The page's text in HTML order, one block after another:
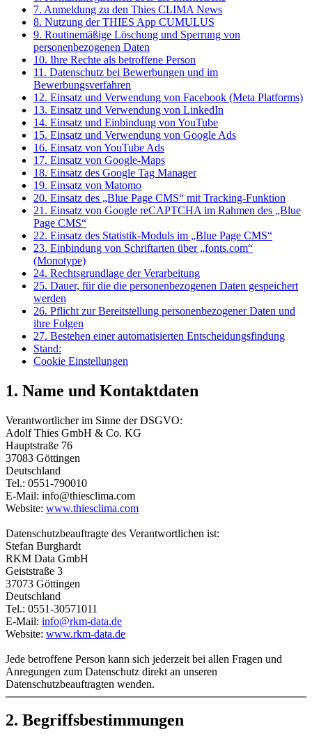
7. Anmeldung zu den Thies CLIMA News
8. Nutzung der THIES App CUMULUS
9. Routinemäßige Löschung und Sperrung von
personenbezogenen Daten
10. Ihre Rechte als betroffene Person
11. Datenschutz bei Bewerbungen und im
Bewerbungsverfahren
12. Einsatz und Verwendung von Facebook (Meta Platforms)
13. Einsatz und Verwendung von LinkedIn
14. Einsatz und Einbindung von YouTube
15. Einsatz und Verwendung von Google Ads
16. Einsatz von YouTube Ads
17. Einsatz von Google-Maps
18. Einsatz des Google Tag Manager
19. Einsatz von Matomo
20. Einsatz des „Blue Page CMS“ mit Tracking-Funktion
21. Einsatz von Google reCAPTCHA im Rahmen des „Blue
Page CMS“
22. Einsatz des Statistik-Moduls im „Blue Page CMS“
23. Einbindung von Schriftarten über „fonts.com“
(Monotype)
24. Rechtsgrundlage der Verarbeitung
25. Dauer, für die die personenbezogenen Daten gespeichert
werden
26. Pflicht zur Bereitstellung personenbezogener Daten und
ihre Folgen
27. Bestehen einer automatisierten Entscheidungsfindung
Stand:
Cookie Einstellungen
1. Name und Kontaktdaten
Verantwortlicher im Sinne der DSGVO:
Adolf Thies GmbH & Co. KG
Hauptstraße 76
37083 Göttingen
Deutschland
Tel.: 0551-790010
E-Mail: info@thiesclima.com
Website: www.thiesclima.com
Datenschutzbeauftragte des Verantwortlichen ist:
Stefan Burghardt
RKM Data GmbH
Geiststraße 3
37073 Göttingen
Deutschland
Tel.: 0551-30571011
E-Mail: info@rkm-data.de
Website: www.rkm-data.de
Jede betroffene Person kann sich jederzeit bei allen Fragen und
Anregungen zum Datenschutz direkt an unseren
Datenschutzbeauftragten wenden.
2. Begriffsbestimmungen